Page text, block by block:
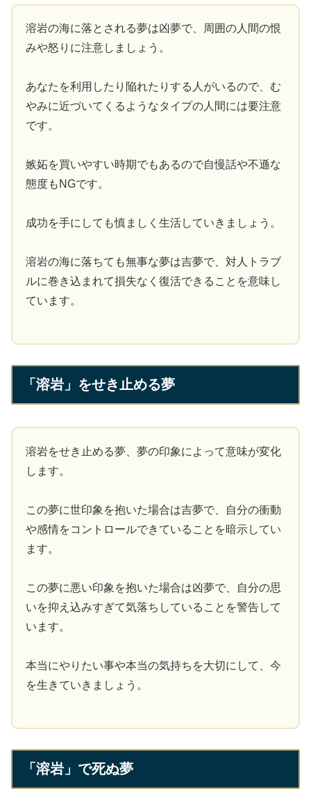
溶岩の海に落とされる夢は凶夢で、周囲の人間の恨
みや怒りに注意しましょう。
あなたを利用したり陥れたりする人がいるので、む
やみに近づいてくるようなタイプの人間には要注意
です。
嫉妬を買いやすい時期でもあるので自慢話や不遜な
態度もNGです。
成功を手にしても慎ましく生活していきましょう。
溶岩の海に落ちても無事な夢は吉夢で、対人トラブ
ルに巻き込まれて損失なく復活できることを意味し
ています。
「溶岩」をせき止める夢
溶岩をせき止める夢、夢の印象によって意味が変化
します。
この夢に世印象を抱いた場合は吉夢で、自分の衝動
や感情をコントロールできていることを暗示してい
ます。
この夢に悪い印象を抱いた場合は凶夢で、自分の思
いを抑え込みすぎて気落ちしていることを警告して
います。
本当にやりたい事や本当の気持ちを大切にして、今
を生きていきましょう。
「溶岩」で死ぬ夢